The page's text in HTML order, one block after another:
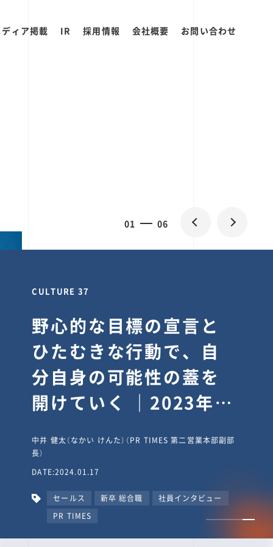
ィア掲載 IR 採用情報 会社概要 お問い合わせ
01 06
CULTURE 37
野心的な目標の宣言と
ひたむきな行動で、自
分自身の可能性の蓋を
開けていく ｜2023年度
タビュー #PR
TIMESな人たち
中井 健太（なかい けんた）（PR TIMES 第二営業本部副部
長）
DATE:2024.01.17
セールス 新卒 総合職
社員インタビュー
PR TIMES